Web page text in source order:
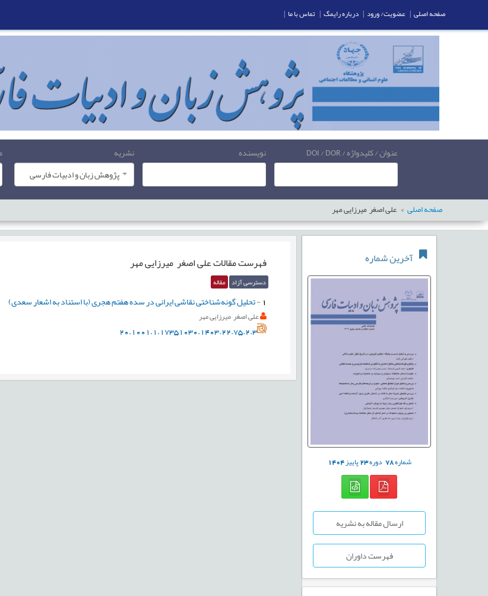
عنوان / کلیدواژه / DOI / DOR نویسنده
نشریه
پژوهش زبان و ادبیات فارسی
صفحه اصلی علی اصغر میرزایی مهر
آخرین شماره
شماره78 دوره23پاییز1404
ارسال مقاله به نشریه
فهرست داوران
فهرست مقالاتعلی اصغر میرزایی مهر
دسترسی آزاد مقاله
1
-تحلیل گونه‌شناختی نقاشی ایرانی در سده هفتم هجری (با استناد به اشعار سعدی)
علی اصغر میرزایی مهر
20.1001.1.17351030.1403.22.75.2.3
صفحه اصلی | عضویت/ ورود | درباره رایمگ | تماس با ما |